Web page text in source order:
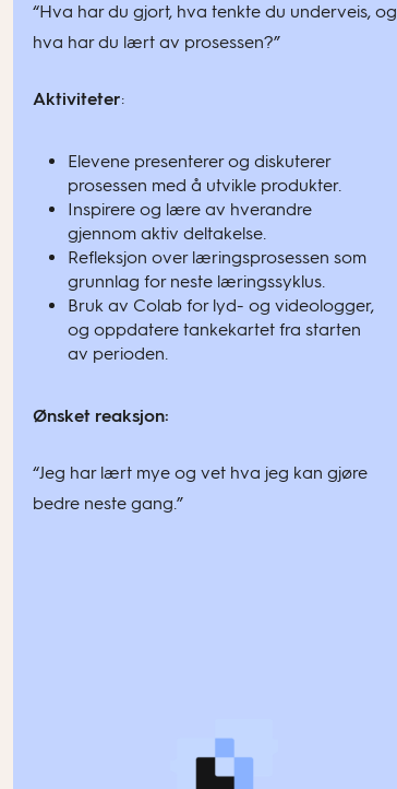
“Hva har du gjort, hva tenkte du underveis, og
hva har du lært av prosessen?”
Aktiviteter:
Elevene presenterer og diskuterer
prosessen med å utvikle produkter.
Inspirere og lære av hverandre
gjennom aktiv deltakelse.
Refleksjon over læringsprosessen som
grunnlag for neste læringssyklus.
Bruk av Colab for lyd- og videologger,
og oppdatere tankekartet fra starten
av perioden.
Ønsket reaksjon:
“Jeg har lært mye og vet hva jeg kan gjøre
bedre neste gang.”